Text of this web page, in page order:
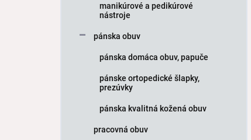
manikúrové a pedikúrové
nástroje
pánska obuv
pánska domáca obuv, papuče
pánske ortopedické šlapky,
prezúvky
pánska kvalitná kožená obuv
pracovná obuv